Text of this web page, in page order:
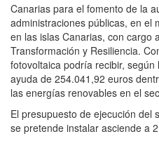
Canarias para el fomento de la
administraciones públicas, en el
en las islas Canarias, con cargo
Transformación y Resiliencia.
fotovoltaica podría recibir,
ayuda de 254.041,92 euros
las energías renovables en el
El presupuesto de ejecución del
se pretende instalar asciende a